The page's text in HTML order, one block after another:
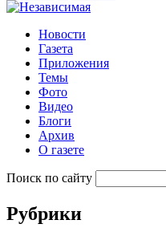
Новости
Газета
Приложения
Темы
Фото
Видео
Блоги
Архив
О газете
Поиск по сайту
Рубрики